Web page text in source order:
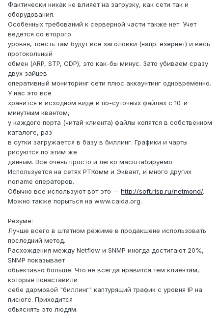
Фактически никак не влияет на загрузку, как сети так и
оборудования.
Особенных требований к серверной части также нет. Учет
ведется со второго
уровня, тоесть там будут все заголовки (напр. езернет) и весь
протокольный
обмен (ARP, STP, CDP), это как-бы минус. Зато убиваем сразу
двух зайцев -
оперативный мониторинг сети плюс аккаунтинг одновременно.
У нас это все
хранится в исходном виде в по-суточных файлах с 10-и
минутным квантом,
у каждого порта (читай клиента) файлы копятся в собственном
каталоге, раз
в сутки загружается в базу в биллинг. Графики и чарты
рисуются по этим же
данным. Все очень просто и легко масштабируемо.
Используется на сетях РТКомм и Эквант, и много других
noname операторов.
Обычно все используют вот это -- http://soft.risp.ru/netmond/.
Можно также порыться на www.caida.org.
Резуме:
Лучше всего в штатном режиме в продакшене использовать
последний метод.
Расхождения между Netflow и SNMP иногда достигают 20%,
SNMP показывает
обьективно больше. Что не всегда нравится тем клиентам,
которые понаставили
себе дармовой "биллинг" каптурящий трафик с уровня IP на
писюге. Приходится
обьяснять это людям.